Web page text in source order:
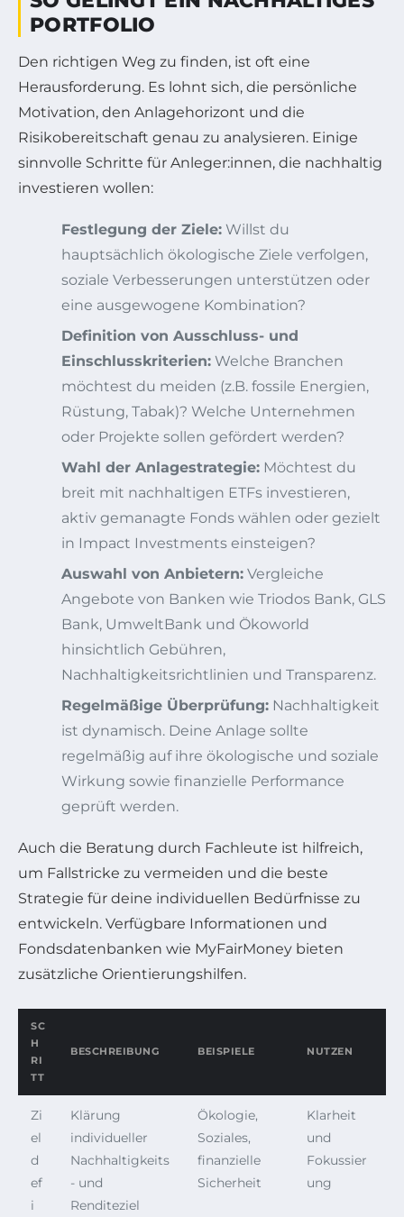
PORTFOLIO
Den richtigen Weg zu finden, ist oft eine
Herausforderung. Es lohnt sich, die persönliche
Motivation, den Anlagehorizont und die
Risikobereitschaft genau zu analysieren. Einige
sinnvolle Schritte für Anleger:innen, die nachhaltig
investieren wollen:
Festlegung der Ziele: Willst du
hauptsächlich ökologische Ziele verfolgen,
soziale Verbesserungen unterstützen oder
eine ausgewogene Kombination?
Definition von Ausschluss- und
Einschlusskriterien: Welche Branchen
möchtest du meiden (z.B. fossile Energien,
Rüstung, Tabak)? Welche Unternehmen
oder Projekte sollen gefördert werden?
Wahl der Anlagestrategie: Möchtest du
breit mit nachhaltigen ETFs investieren,
aktiv gemanagte Fonds wählen oder gezielt
in Impact Investments einsteigen?
Auswahl von Anbietern: Vergleiche
Angebote von Banken wie Triodos Bank, GLS
Bank, UmweltBank und Ökoworld
hinsichtlich Gebühren,
Nachhaltigkeitsrichtlinien und Transparenz.
Regelmäßige Überprüfung: Nachhaltigkeit
ist dynamisch. Deine Anlage sollte
regelmäßig auf ihre ökologische und soziale
Wirkung sowie finanzielle Performance
geprüft werden.
Auch die Beratung durch Fachleute ist hilfreich,
um Fallstricke zu vermeiden und die beste
Strategie für deine individuellen Bedürfnisse zu
entwickeln. Verfügbare Informationen und
Fondsdatenbanken wie MyFairMoney bieten
zusätzliche Orientierungshilfen.
SC
H
RI
TT
BESCHREIBUNG BEISPIELE NUTZEN
Zi
el
d
ef
i
Klärung
individueller
Nachhaltigkeits
- und
Renditeziel
Ökologie,
Soziales,
finanzielle
Sicherheit
Klarheit
und
Fokussier
ung